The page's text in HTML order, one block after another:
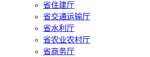
省住建厅
省交通运输厅
省水利厅
省农业农村厅
省商务厅